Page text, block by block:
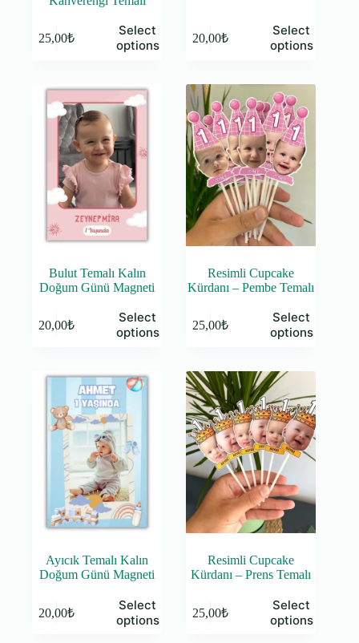
25,00₺
Select
options
20,00₺
Select
options
Bulut Temalı Kalın
Doğum Günü Magneti
20,00₺
Select
options
Resimli Cupcake
Kürdanı – Pembe Temalı
25,00₺
Select
options
Ayıcık Temalı Kalın
Doğum Günü Magneti
20,00₺
Select
options
Resimli Cupcake
Kürdanı – Prens Temalı
25,00₺
Select
options